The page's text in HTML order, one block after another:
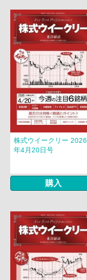
株式ウイークリー 2026
年4月20日号
購入